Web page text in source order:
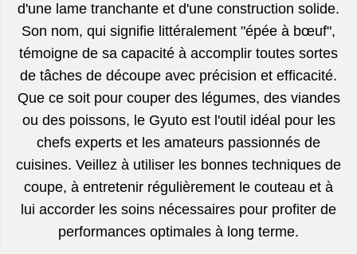
d'une lame tranchante et d'une construction solide.
Son nom, qui signifie littéralement "épée à bœuf",
témoigne de sa capacité à accomplir toutes sortes
de tâches de découpe avec précision et efficacité.
Que ce soit pour couper des légumes, des viandes
ou des poissons, le Gyuto est l'outil idéal pour les
chefs experts et les amateurs passionnés de
cuisines. Veillez à utiliser les bonnes techniques de
coupe, à entretenir régulièrement le couteau et à
lui accorder les soins nécessaires pour profiter de
performances optimales à long terme.